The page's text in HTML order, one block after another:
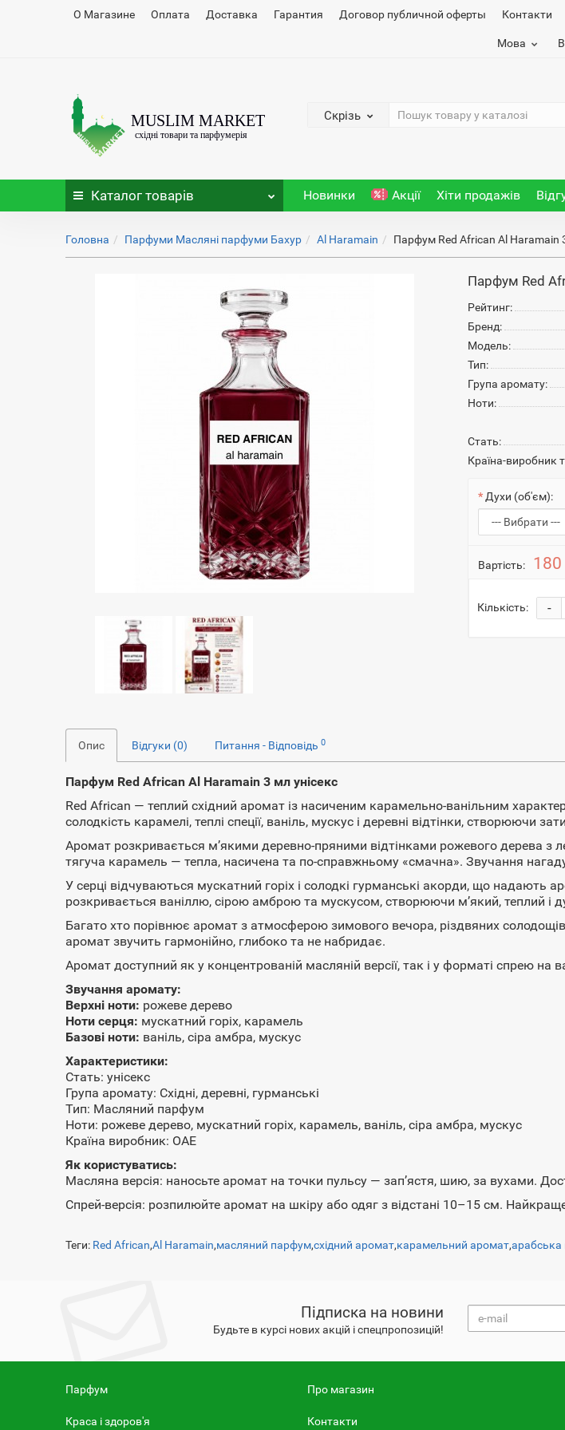
О Магазине Оплата Доставка Гарантия Договор публичной оферты Контакти
Мова
Скрізь
Каталог товарів Новинки Акції Хіти продажів
Головна Парфуми Масляні парфуми Бахур Al Haramain Парфум Red African Al Haramain
Парфум Red
Рейтинг:
Бренд:
Модель:
Тип:
Група аромату:
Ноти:
Стать:
Країна-виробник
Духи (об'єм):
Вартість: 180
Кількість: -
Опис Відгуки (0) Питання - Відповідь0
Парфум Red African Al Haramain 3 мл унісекс
Red African — теплий східний аромат із насиченим карамельно-ванільним
солодкість карамелі, теплі спеції, ваніль, мускус і деревні відтінки, створюючи
Аромат розкривається м’якими деревно-пряними відтінками рожевого дерева з
тягуча карамель — тепла, насичена та по-справжньому «смачна». Звучання
У серці відчуваються мускатний горіх і солодкі гурманські акорди, що надають
розкривається ваніллю, сірою амброю та мускусом, створюючи м’який, теплий
Багато хто порівнює аромат з атмосферою зимового вечора, різдвяних
аромат звучить гармонійно, глибоко та не набридає.
Аромат доступний як у концентрованій масляній версії, так і у форматі спрею на
Звучання аромату:
Верхні ноти: рожеве дерево
Ноти серця: мускатний горіх, карамель
Базові ноти: ваніль, сіра амбра, мускус
Характеристики:
Стать: унісекс
Група аромату: Східні, деревні, гурманські
Тип: Масляний парфум
Ноти: рожеве дерево, мускатний горіх, карамель, ваніль, сіра амбра, мускус
Країна виробник: ОАЕ
Як користуватись:
Масляна версія: наносьте аромат на точки пульсу — зап’ястя, шию, за вухами.
Спрей-версія: розпилюйте аромат на шкіру або одяг з відстані 10–15 см.
Теги: Red African,Al Haramain,масляний парфум,східний аромат,карамельний аромат,арабська
Підписка на новини
Будьте в курсі нових акцій і спецпропозицій!
Парфум
Краса і здоров'я
Про магазин
Контакти